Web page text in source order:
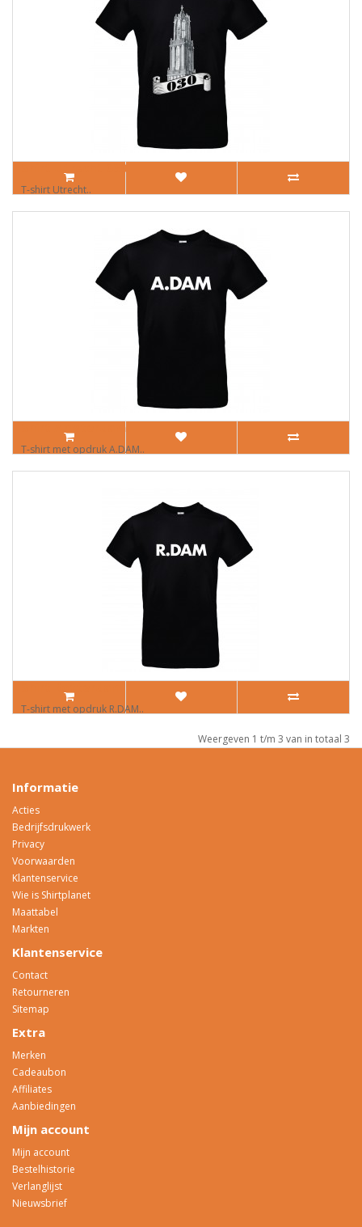
Shirt Utrecht 030
T-shirt Utrecht..
Shirt Amsterdam
T-shirt met opdruk A.DAM..
Shirt Rotterdam
T-shirt met opdruk R.DAM..
Weergeven 1 t/m 3 van in totaal 3
Informatie
Acties
Bedrijfsdrukwerk
Privacy
Voorwaarden
Klantenservice
Wie is Shirtplanet
Maattabel
Markten
Klantenservice
Contact
Retourneren
Sitemap
Extra
Merken
Cadeaubon
Affiliates
Aanbiedingen
Mijn account
Mijn account
Bestelhistorie
Verlanglijst
Nieuwsbrief